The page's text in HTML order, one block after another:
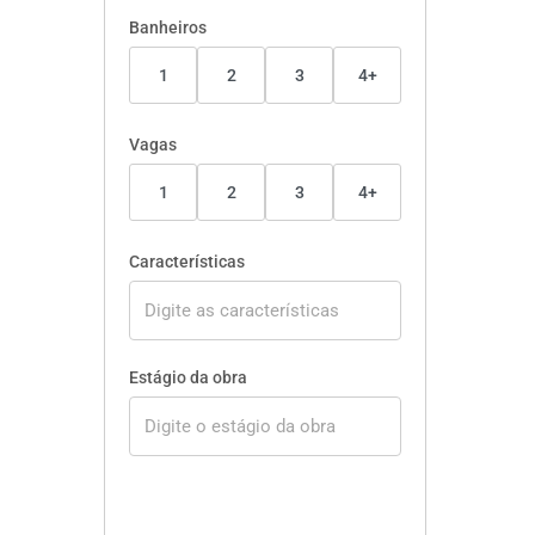
Banheiros
1 2 3 4+
Vagas
1 2 3 4+
Características
Estágio da obra